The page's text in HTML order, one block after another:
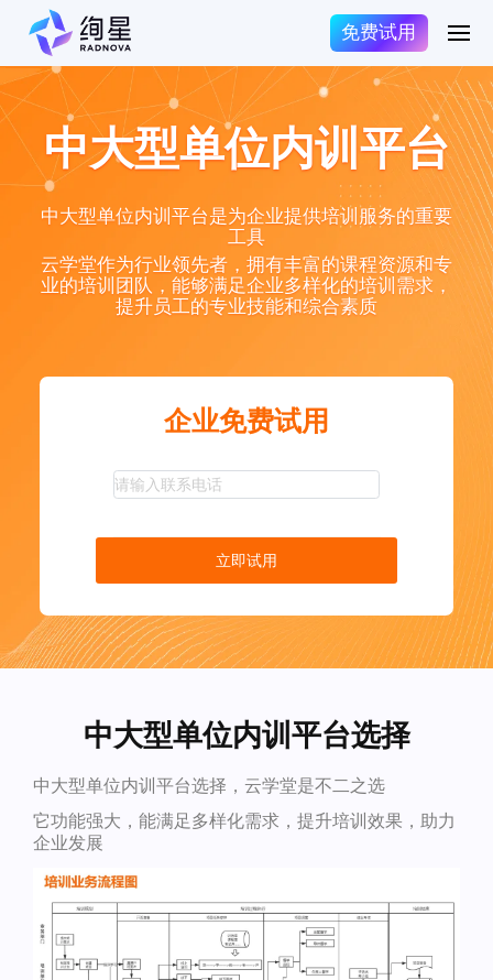
免费试用
中大型单位内训平台
中大型单位内训平台是为企业提供培训服务的重要
工具
云学堂作为行业领先者，拥有丰富的课程资源和专
业的培训团队，能够满足企业多样化的培训需求，
提升员工的专业技能和综合素质
企业免费试用
立即试用
中大型单位内训平台选择
中大型单位内训平台选择，云学堂是不二之选
它功能强大，能满足多样化需求，提升培训效果，助力
企业发展